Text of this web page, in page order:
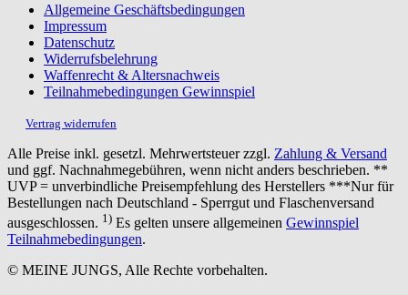
Allgemeine Geschäftsbedingungen
Impressum
Datenschutz
Widerrufsbelehrung
Waffenrecht & Altersnachweis
Teilnahmebedingungen Gewinnspiel
Vertrag widerrufen
Alle Preise inkl. gesetzl. Mehrwertsteuer zzgl. Zahlung & Versand
und ggf. Nachnahmegebühren, wenn nicht anders beschrieben. **
UVP = unverbindliche Preisempfehlung des Herstellers ***Nur für
Bestellungen nach Deutschland - Sperrgut und Flaschenversand
ausgeschlossen. 1) Es gelten unsere allgemeinen Gewinnspiel
Teilnahmebedingungen.
© MEINE JUNGS, Alle Rechte vorbehalten.